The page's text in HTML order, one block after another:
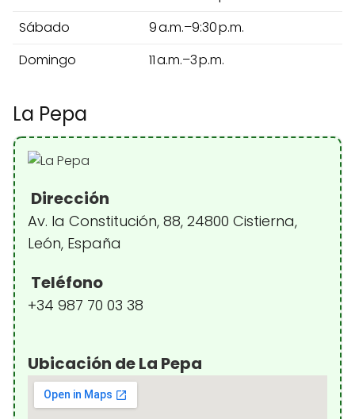
Sábado
9 a.m.–9:30 p.m.
Domingo
11 a.m.–3 p.m.
La Pepa
Dirección
Av. la Constitución, 88, 24800 Cistierna,
León, España
Teléfono
+34 987 70 03 38
Ubicación de La Pepa